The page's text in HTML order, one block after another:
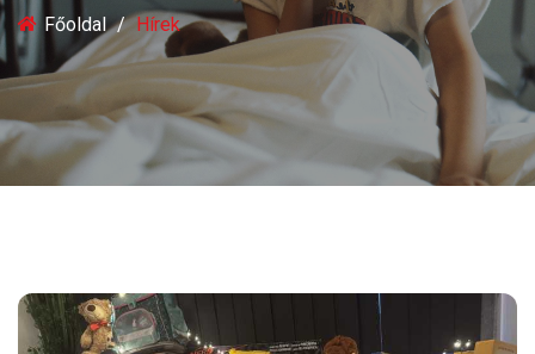
Főoldal Hírek